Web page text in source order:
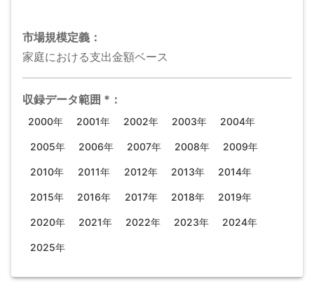
市場規模定義：
家庭における支出金額ベース
収録データ範囲 * ：
2000年 2001年 2002年 2003年 2004年
2005年 2006年 2007年 2008年 2009年
2010年 2011年 2012年 2013年 2014年
2015年 2016年 2017年 2018年 2019年
2020年 2021年 2022年 2023年 2024年
2025年